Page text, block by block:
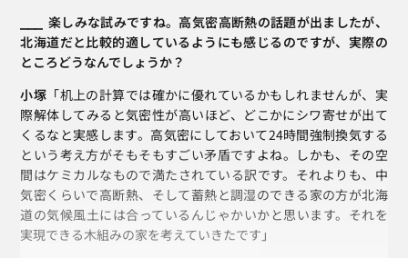
⎯⎯⎯  楽しみな試みですね。高気密高断熱の話題が出ましたが、
北海道だと比較的適しているようにも感じるのですが、実際の
ところどうなんでしょうか？
小塚 「机上の計算では確かに優れているかもしれませんが、実
際解体してみると気密性が高いほど、どこかにシワ寄せが出て
くるなと実感します。高気密にしておいて24時間強制換気する
という考え方がそもそもすごい矛盾ですよね。しかも、その空
間はケミカルなもので満たされている訳です。それよりも、中
気密くらいで高断熱、そして蓄熱と調湿のできる家の方が北海
道の気候風土には合っているんじゃかいかと思います。それを
実現できる木組みの家を考えていきたです」